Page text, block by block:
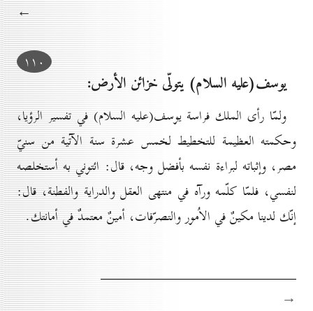
←
۱۱٠
يوسف(عليه السلام) يتولّى خزائن الأرض:
ولمّا رأى الملك فراسة يوسف(عليه السلام) في تفسير الرؤيا،
وحكمته العظيمة للتخطيط لخمس عشرة سنة الآتية من سنيّ
مصر، وإثباته لبراءة نفسه بأفضل وجه، قال: ائتوني به أستخلصه
لنفسي، فلمّا كلّمه ورآه في منتهى العقل والدراية والفطنة، قال:
إنّك لدينا مكينٌ في الاُمور والتصرّفات، أمينٌ معتمدٌ في أمانتك.
→